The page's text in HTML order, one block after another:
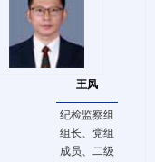
王风
纪检监察组
组长、党组
成员、二级